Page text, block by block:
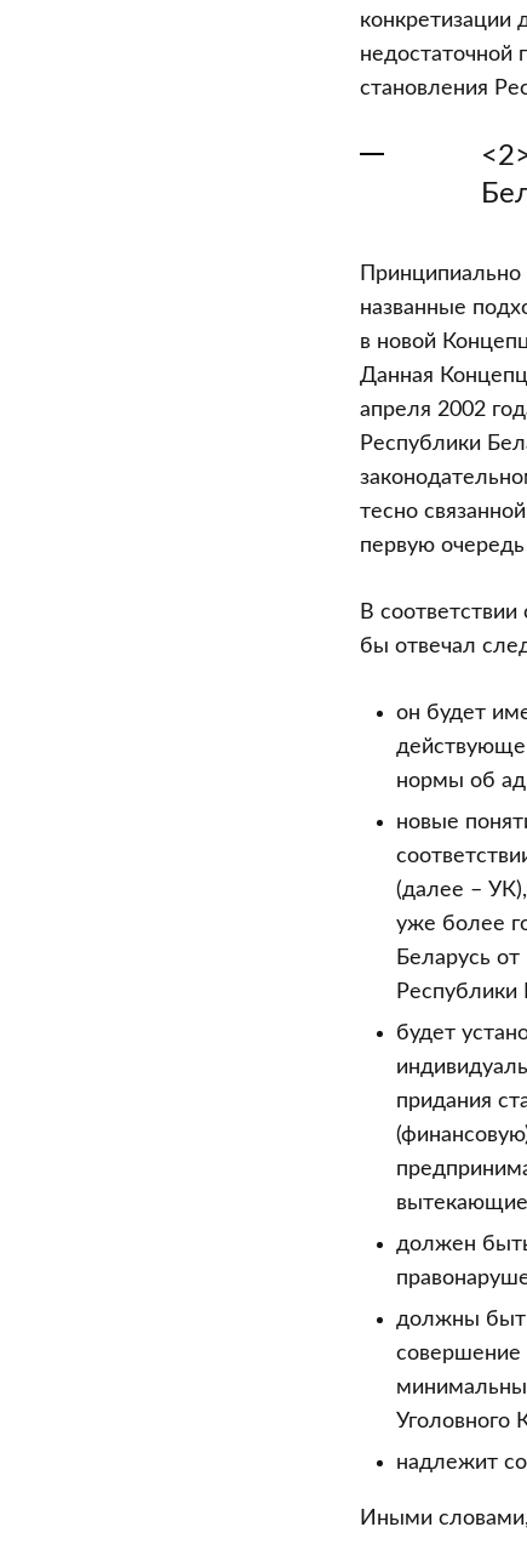
конкретизации
недостаточной
становления
названные
в новой
Данная
апреля 2002
Республики
тесно
первую очередь
В
бы отвечал
он будет
нормы об
новые
(далее –
уже более
Беларусь
Республики
будет
придания
вытекающие
должен
должны
совершение
Уголовного
надлежит
Иными